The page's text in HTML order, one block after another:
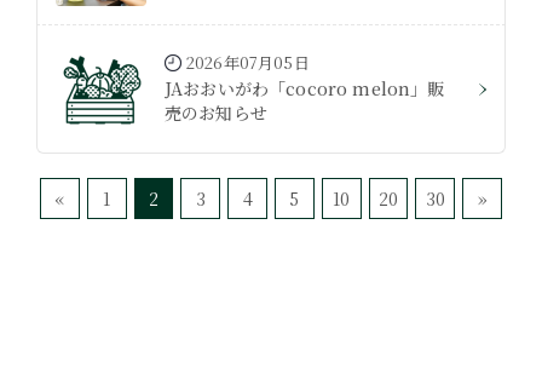
2026年07月05日
JAおおいがわ「cocoro melon」販
売のお知らせ
« 1 2 3 4 5 10 20 30 »